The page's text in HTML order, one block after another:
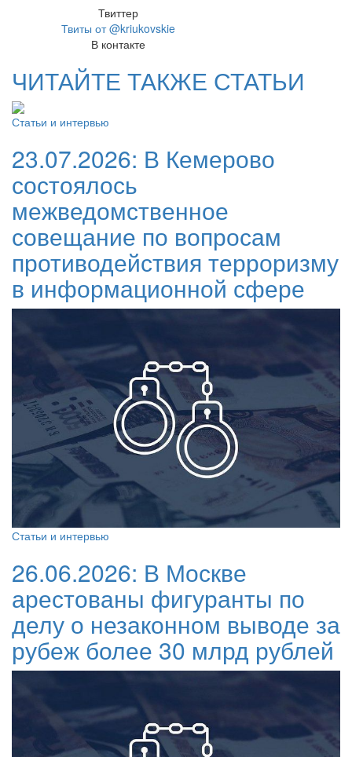
Твиттер
Твиты от @kriukovskie
В контакте
ЧИТАЙТЕ ТАКЖЕ СТАТЬИ
Статьи и интервью
23.07.2026: В Кемерово
состоялось
межведомственное
совещание по вопросам
противодействия терроризму
в информационной сфере
Статьи и интервью
26.06.2026: В Москве
арестованы фигуранты по
делу о незаконном выводе за
рубеж более 30 млрд рублей